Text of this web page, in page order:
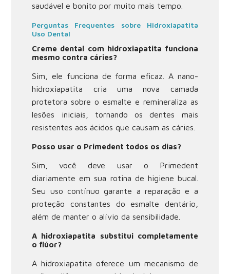
saudável e bonito por muito mais tempo.
Perguntas Frequentes sobre Hidroxiapatita
Uso Dental
Creme dental com hidroxiapatita funciona
mesmo contra cáries?
Sim, ele funciona de forma eficaz. A nano-
hidroxiapatita cria uma nova camada
protetora sobre o esmalte e remineraliza as
lesões iniciais, tornando os dentes mais
resistentes aos ácidos que causam as cáries.
Posso usar o Primedent todos os dias?
Sim, você deve usar o Primedent
diariamente em sua rotina de higiene bucal.
Seu uso contínuo garante a reparação e a
proteção constantes do esmalte dentário,
além de manter o alívio da sensibilidade.
A hidroxiapatita substitui completamente
o flúor?
A hidroxiapatita oferece um mecanismo de